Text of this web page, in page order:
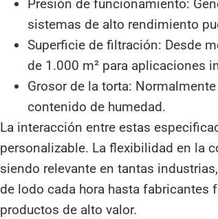
Presión de funcionamiento:
sistemas de alto rendimiento
Superficie de filtración: Desde
de 1.000 m² para aplicaciones
Grosor de la torta:
contenido de humedad.
La interacción entre estas
personalizable. La flexibilidad en la
siendo relevante en tantas
de lodo cada hora hasta fabricantes
productos de alto valor.